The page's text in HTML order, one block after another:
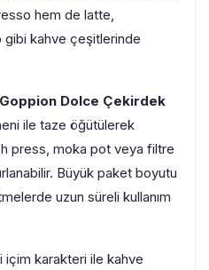
hem de latte,
kahve çeşitlerinde
Goppion Dolce Çekirdek
ile taze öğütülerek
press, moka pot veya filtre
Büyük paket boyutu
uzun süreli kullanım
içim karakteri ile kahve